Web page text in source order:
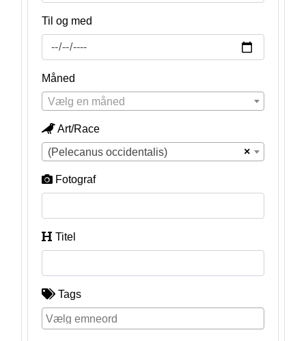
Til og med
Måned
Vælg en måned
Art/Race
×
(Pelecanus occidentalis)
Fotograf
Titel
Tags